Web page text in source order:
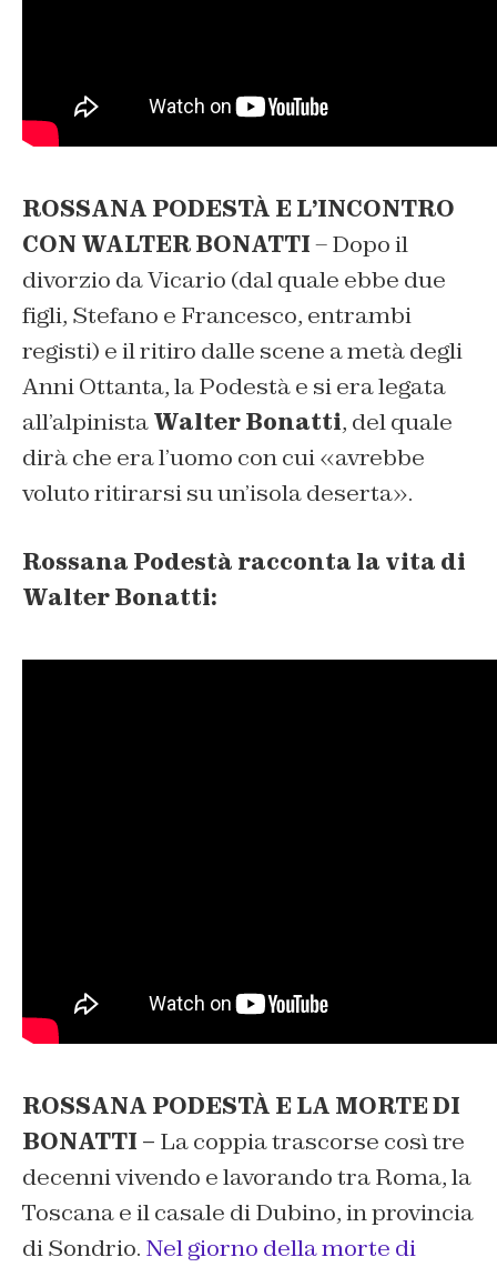
ROSSANA PODESTÀ E L’INCONTRO
CON WALTER BONATTI– Dopo il
divorzio da Vicario (dal quale ebbe due
figli, Stefano e Francesco, entrambi
registi) e il ritiro dalle scene a metà degli
Anni Ottanta, la Podestà e si era legata
all’alpinistaWalter Bonatti, del quale
dirà che era l’uomo con cui «avrebbe
voluto ritirarsi su un’isola deserta».
Rossana Podestà racconta la vita di
Walter Bonatti:
ROSSANA PODESTÀ E LA MORTE DI
BONATTI – La coppia trascorse così tre
decenni vivendo e lavorando tra Roma, la
Toscana e il casale di Dubino, in provincia
di Sondrio. Nel giorno della morte di